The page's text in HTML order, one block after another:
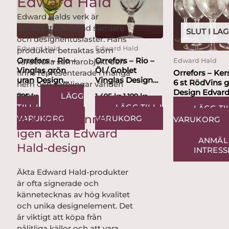
Edward Hald
Orrefors – Rio –
Vinglas grön
uran Design
Edvard Hald
795kr
LÄGG
TILL I
VARUKORG
Edward Hald
Orrefors – Rio –
Öl / Goblet
Vinglas Design
Edvard...
1,495kr
1,495 kr.
1,199kr
LÄGG TILL I
VARUKORG
SLUT I
Edward Hald
Orrefors –
6 st RödVins
Design
LÄGG
VARUKORG
ANMÄL
Edward Halds verk är
eftertraktade bland samlare
och designentusiaster. Hans
produkter betraktas som
värdefulla samlarobjekt och
finns representerade i många
hem och samlingar världen
över.
Hur man känner
igen äkta Edward
Hald-design
Äkta Edward Hald-produkter
är ofta signerade och
kännetecknas av hög kvalitet
och unika designelement. Det
är viktigt att köpa från